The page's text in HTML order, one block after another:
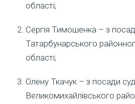
області;
Сергія Тимошенка – з
Татарбунарського
області;
Олену Ткачук – з посади
Великомихайлівського